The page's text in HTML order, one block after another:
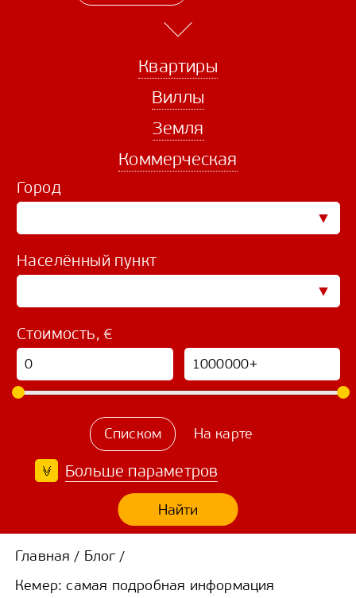
Квартиры
Виллы
Земля
Коммерческая
Город
Населённый пункт
Стоимость, €
Списком На карте
Найти
Больше параметров
Главная / Блог /
Кемер: самая подробная информация